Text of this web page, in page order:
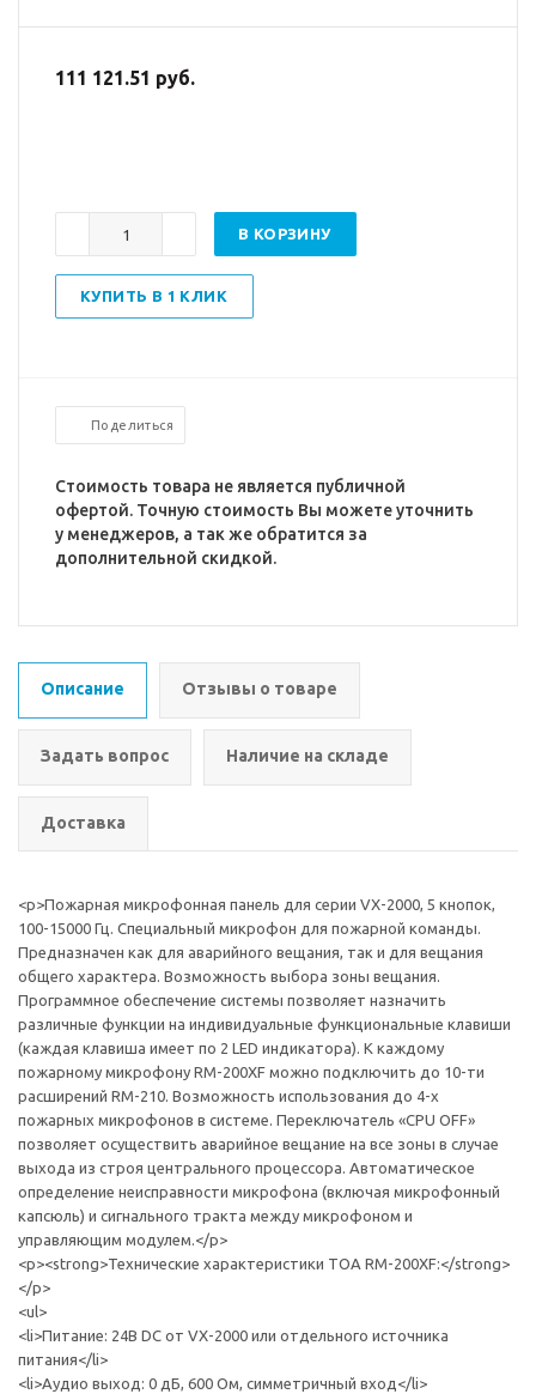
111 121.51 руб.
В КОРЗИНУ
КУПИТЬ В 1 КЛИК
Поделиться
Стоимость товара не является публичной
офертой. Точную стоимость Вы можете уточнить
у менеджеров, а так же обратится за
дополнительной скидкой.
Описание Отзывы о товаре
Задать вопрос Наличие на складе
Доставка
<p>Пожарная микрофонная панель для серии VX-2000, 5 кнопок,
100-15000 Гц. Специальный микрофон для пожарной команды.
Предназначен как для аварийного вещания, так и для вещания
общего характера. Возможность выбора зоны вещания.
Программное обеспечение системы позволяет назначить
различные функции на индивидуальные функциональные клавиши
(каждая клавиша имеет по 2 LED индикатора). К каждому
пожарному микрофону RM-200XF можно подключить до 10-ти
расширений RM-210. Возможность использования до 4-х
пожарных микрофонов в системе. Переключатель «CPU OFF»
позволяет осуществить аварийное вещание на все зоны в случае
выхода из строя центрального процессора. Автоматическое
определение неисправности микрофона (включая микрофонный
капсюль) и сигнального тракта между микрофоном и
управляющим модулем.</p>
<p><strong>Технические характеристики TOA RM-200XF:</strong>
</p>
<ul>
<li>Питание: 24В DC от VX-2000 или отдельного источника
питания</li>
<li>Аудио выход: 0 дБ, 600 Ом, симметричный вход</li>